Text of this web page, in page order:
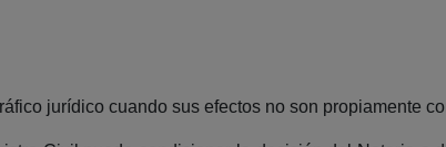
jurídico cuando sus efectos no son propiamente